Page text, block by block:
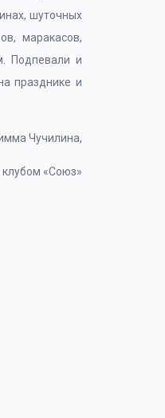
шуточных
маракасов,
Подпевали и
празднике и
Чучилина,
«Союз»